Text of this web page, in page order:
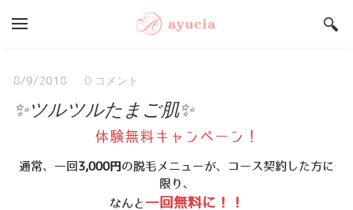
Salon ayucia Top
サロンご予約状況
うまいもんや Top
店舗総合案内
8/9/2018 0 コメント
✨ツルツルたまご肌✨
体験無料キャンペーン！
通常、一回3,000円の脱毛メニューが、コース契約した方に
限り、
なんと 一回無料に！！